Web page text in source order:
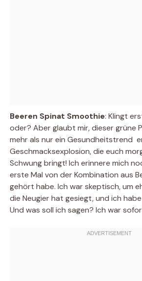
Beeren Spinat Smoothie: Klingt
oder? Aber glaubt mir, dieser grüne
mehr als nur ein Gesundheitstrend 
Geschmacksexplosion, die euch
Schwung bringt! Ich erinnere mich
erste Mal von der Kombination aus
gehört habe. Ich war skeptisch, um
die Neugier hat gesiegt, und ich
Und was soll ich sagen? Ich war